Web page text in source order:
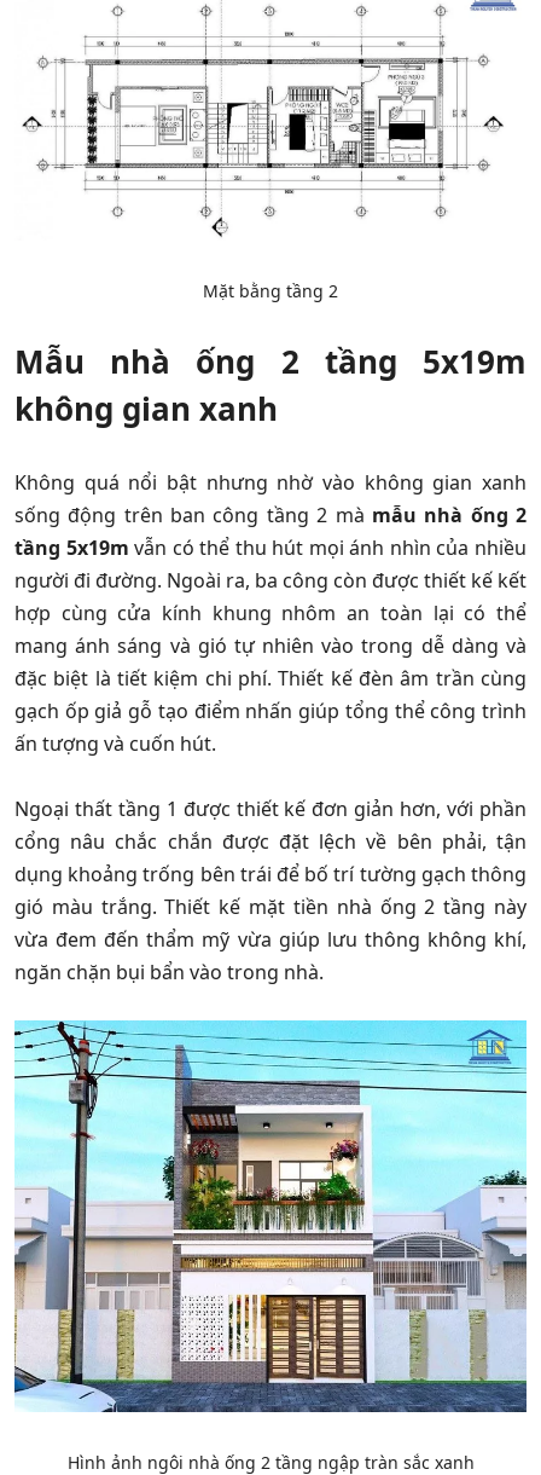
Mặt bằng tầng 2
Mẫu nhà ống 2 tầng 5x19m
không gian xanh
Không quá nổi bật nhưng nhờ vào không gian xanh
sống động trên ban công tầng 2 mà mẫu nhà ống 2
tầng 5x19m vẫn có thể thu hút mọi ánh nhìn của nhiều
người đi đường. Ngoài ra, ba công còn được thiết kế kết
hợp cùng cửa kính khung nhôm an toàn lại có thể
mang ánh sáng và gió tự nhiên vào trong dễ dàng và
đặc biệt là tiết kiệm chi phí. Thiết kế đèn âm trần cùng
gạch ốp giả gỗ tạo điểm nhấn giúp tổng thể công trình
ấn tượng và cuốn hút.
Ngoại thất tầng 1 được thiết kế đơn giản hơn, với phần
cổng nâu chắc chắn được đặt lệch về bên phải, tận
dụng khoảng trống bên trái để bố trí tường gạch thông
gió màu trắng. Thiết kế mặt tiền nhà ống 2 tầng này
vừa đem đến thẩm mỹ vừa giúp lưu thông không khí,
ngăn chặn bụi bẩn vào trong nhà.
Hình ảnh ngôi nhà ống 2 tầng ngập tràn sắc xanh